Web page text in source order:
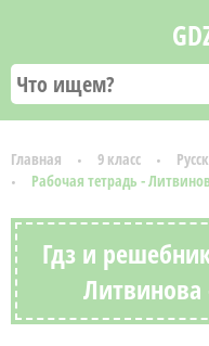
Главная 9 класс
Рабочая тетрадь -
Гдз и
Литвинова